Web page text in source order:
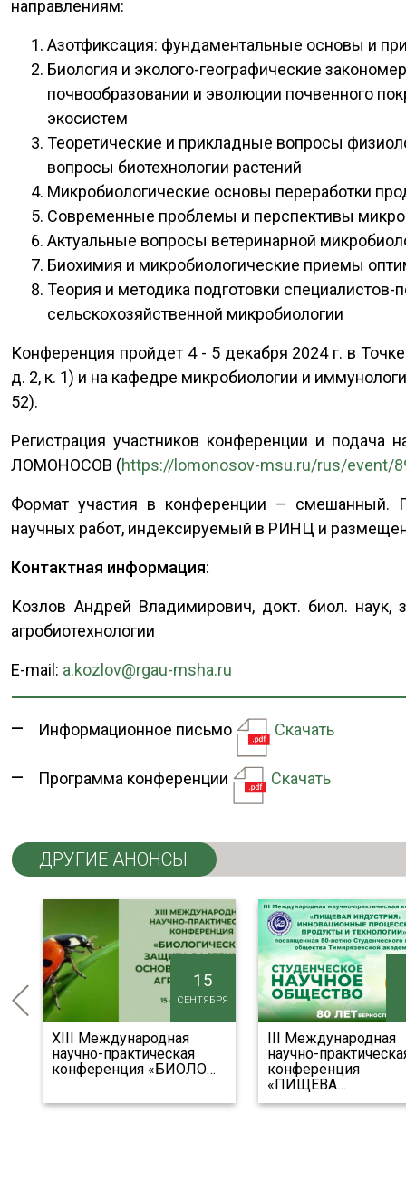
направлениям:
Азотфиксация: фундаментальные основы и
Биология и эколого-географические
почвообразовании и эволюции почвенного
экосистем
Теоретические и прикладные вопросы
вопросы биотехнологии растений
Микробиологические основы переработки
Современные проблемы и перспективы
Актуальные вопросы ветеринарной
Биохимия и микробиологические приемы
Теория и методика подготовки
сельскохозяйственной микробиологии
Конференция пройдет 4 - 5 декабря 2024 г. в
д. 2, к. 1) и на кафедре микробиологии и
52).
Регистрация участников конференции и подача
ЛОМОНОСОВ (https://lomonosov-msu.ru/rus/event/
Формат участия в конференции – смешанный.
научных работ, индексируемый в РИНЦ и
Контактная информация:
Козлов Андрей Владимирович, докт. биол.
агробиотехнологии
E-mail: a.kozlov@rgau-msha.ru
Информационное письмо Скачать
Программа конференции Скачать
ДРУГИЕ АНОНСЫ
15
СЕНТЯБРЯ
XIII Международная
научно-практическая
конференция «БИОЛО…
III Международная
научно-
конференция
«ПИЩЕВА…